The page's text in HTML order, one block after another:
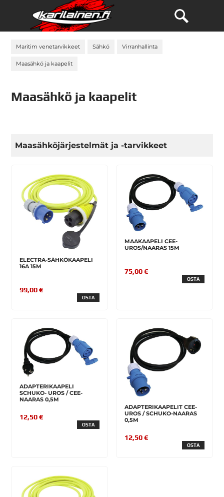
Maritim venetarvikkeet Sähkö Virranhallinta
Maasähkö ja kaapelit
Maasähkö ja kaapelit
Maasähköjärjestelmät ja -tarvikkeet
ELECTRA-SÄHKÖKAAPELI
16A 15M
99,00 €
OSTA
MAAKAAPELI CEE-
UROS/NAARAS 15M
75,00 €
OSTA
ADAPTERIKAAPELI
SCHUKO- UROS / CEE-
NAARAS 0,5M
12,50 €
OSTA
ADAPTERIKAAPELIT CEE-
UROS / SCHUKO-NAARAS
0,5M
12,50 €
OSTA